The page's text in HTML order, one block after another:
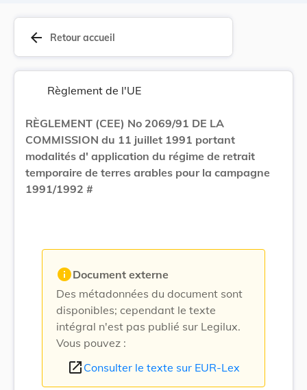
arrow_back Retour accueil
Règlement de l'UE
RÈGLEMENT (CEE) No 2069/91 DE LA
COMMISSION du 11 juillet 1991 portant
modalités d' application du régime de retrait
temporaire de terres arables pour la campagne
1991/1992 #
infoDocument externe
Des métadonnées du document sont
disponibles; cependant le texte
intégral n'est pas publié sur Legilux.
Vous pouvez :
open_in_new Consulter le texte sur EUR-Lex